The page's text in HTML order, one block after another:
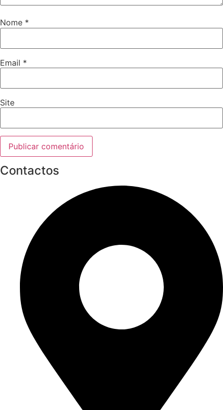
Nome *
Email *
Site
Contactos